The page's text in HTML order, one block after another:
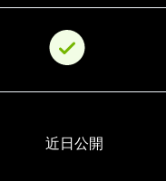
近日公開